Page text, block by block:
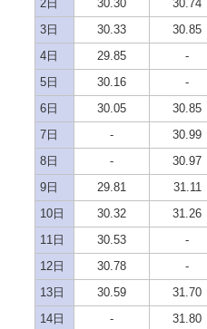
2日
30.30 30.74
3日
30.33 30.85
4日
29.85 -
5日
30.16 -
6日
30.05 30.85
7日
- 30.99
8日
- 30.97
9日
29.81 31.11
10日
30.32 31.26
11日
30.53 -
12日
30.78 -
13日
30.59 31.70
14日
- 31.80